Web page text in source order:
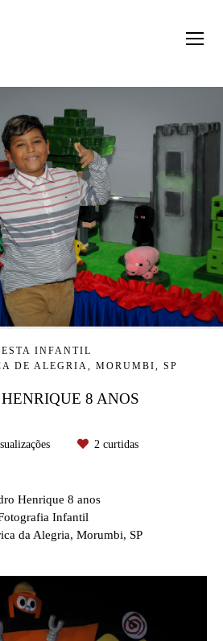
INFANTIL
DE ALEGRIA, MORUMBI, SP
8 ANOS
2 curtidas
Henrique 8 anos
Infantil
da Alegria, Morumbi, SP